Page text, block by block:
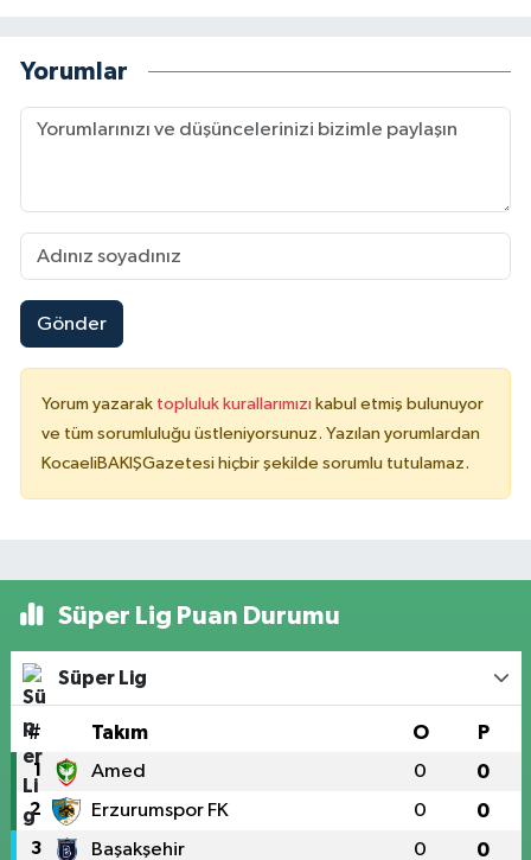
Yorumlar
Gönder
Yorum yazarak topluluk kurallarımızı kabul etmiş bulunuyor
ve tüm sorumluluğu üstleniyorsunuz. Yazılan yorumlardan
KocaeliBAKIŞGazetesi hiçbir şekilde sorumlu tutulamaz.
Süper Lig Puan Durumu
Süper Lig
# Takım O P
1 Amed 0 0
2 Erzurumspor FK 0 0
3 Başakşehir 0 0